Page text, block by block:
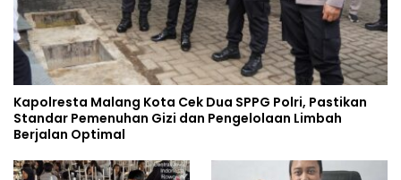
Kapolresta Malang Kota Cek Dua SPPG Polri, Pastikan
Standar Pemenuhan Gizi dan Pengelolaan Limbah
Berjalan Optimal